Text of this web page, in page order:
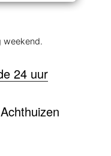
weekend.
24 uur